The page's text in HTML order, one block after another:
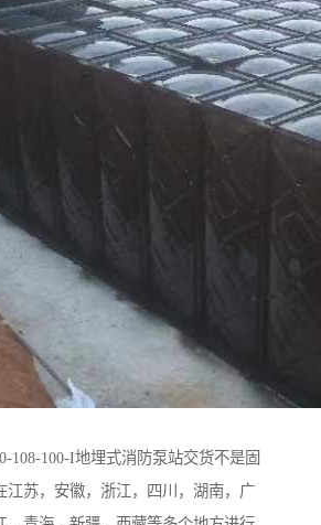
108-100-I地埋式消防泵站交货不是固
江苏，安徽，浙江，四川，湖南，广